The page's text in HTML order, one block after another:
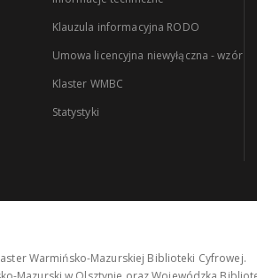
Klauzula informacyjna RODO
Umowa licencyjna niewyłączna - wzór
Klaster WMBC
Statystyki
Warmińsko-Mazurskiej Biblioteki Cyfrowej.